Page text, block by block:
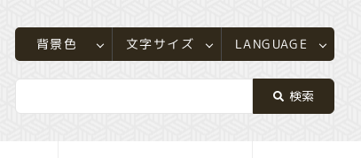
背景色 文字サイズ LANGUAGE